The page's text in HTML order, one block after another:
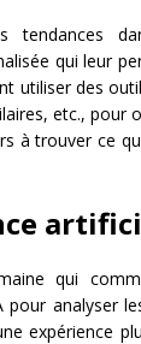
tendances
qui leur
utiliser des
etc., pour
à trouver ce
qui
pour analyser
expérience